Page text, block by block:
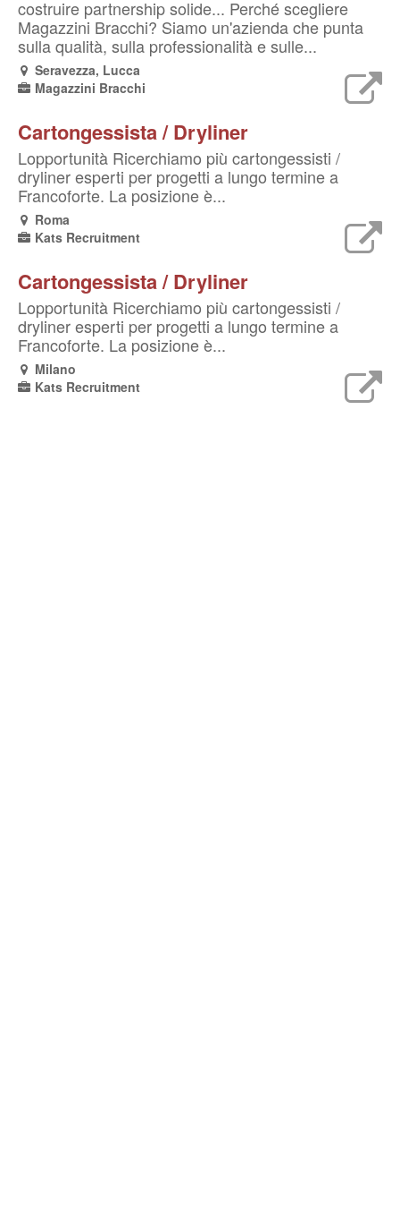
costruire partnership solide... Perché scegliere
Magazzini Bracchi? Siamo un'azienda che punta
sulla qualità, sulla professionalità e sulle...
Seravezza, Lucca
Magazzini Bracchi
Cartongessista / Dryliner
Lopportunità Ricerchiamo più cartongessisti /
dryliner esperti per progetti a lungo termine a
Francoforte. La posizione è...
Roma
Kats Recruitment
Cartongessista / Dryliner
Lopportunità Ricerchiamo più cartongessisti /
dryliner esperti per progetti a lungo termine a
Francoforte. La posizione è...
Milano
Kats Recruitment